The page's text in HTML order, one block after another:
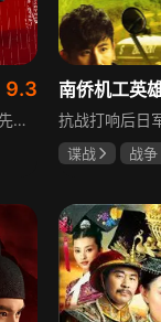
9.3
重庆军统王牌特工郑耀先实为潜伏的中共特工“风筝”，上线牺牲后他与组织失联，解放后化名周志乾继续提供情报。身份证实后他仍协助破获特务案，三十年情报生涯中他遭敌人追杀、妻离子散，为国家牺牲是他的人生价值。
谍战
战争